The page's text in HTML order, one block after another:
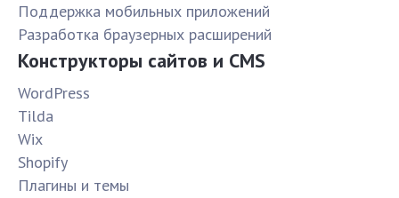
Поддержка мобильных приложений
Разработка браузерных расширений
Конструкторы сайтов и CMS
WordPress
Tilda
Wix
Shopify
Плагины и темы